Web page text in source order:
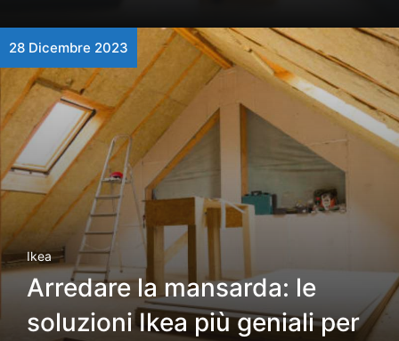
28 Dicembre 2023
Ikea
Arredare la mansarda: le
soluzioni Ikea più geniali per